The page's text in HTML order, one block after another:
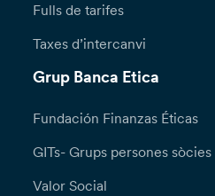
Fulls de tarifes
Taxes d’intercanvi
Grup Banca Etica
Fundación Finanzas Éticas
GITs- Grups persones sòcies
Valor Social